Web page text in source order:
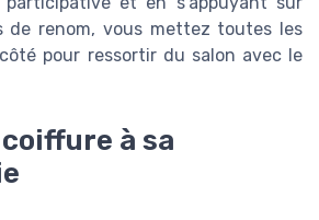
de renom, vous mettez toutes les
pour ressortir du salon avec le
à sa